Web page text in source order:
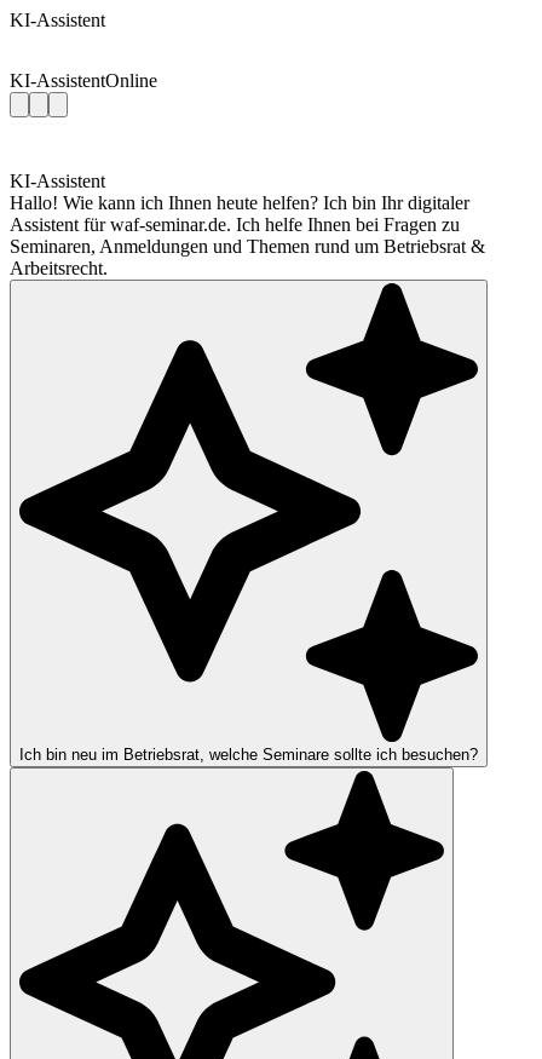
KI-Assistent
KI-AssistentOnline
KI-Assistent
Hallo! Wie kann ich Ihnen heute helfen? Ich bin Ihr digitaler
Assistent für waf-seminar.de. Ich helfe Ihnen bei Fragen zu
Seminaren, Anmeldungen und Themen rund um Betriebsrat &
Arbeitsrecht.
Ich bin neu im Betriebsrat, welche Seminare sollte ich besuchen?